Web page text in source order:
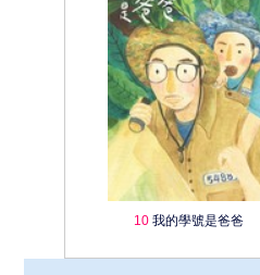
10 我的學號是爸爸